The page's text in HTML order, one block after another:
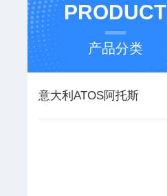
PRODUCT
产品分类
意大利ATOS阿托斯